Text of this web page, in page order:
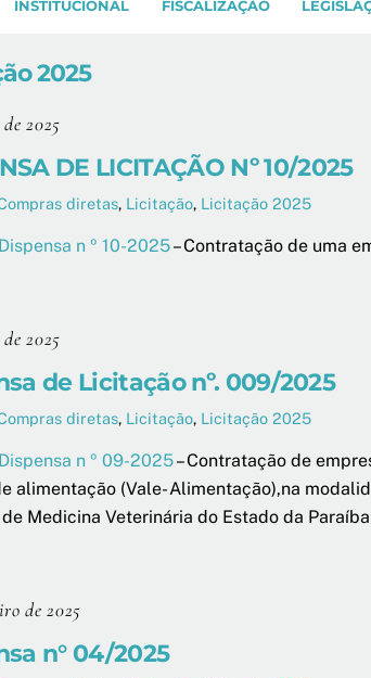
INSTITUCIONAL FISCALIZAÇÃO
2025
2025
DE LICITAÇÃO Nº 10/2025
diretas, Licitação, Licitação 2025
n º 10-2025– Contratação de uma
2025
de Licitação nº. 009/2025
diretas, Licitação, Licitação 2025
n º 09-2025– Contratação de
alimentação (Vale- Alimentação),na
Medicina Veterinária do Estado da
de 2025
n° 04/2025